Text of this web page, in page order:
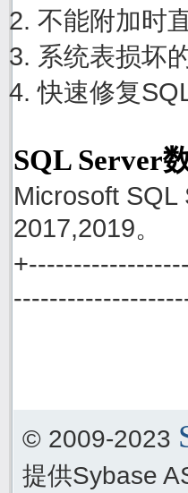
不能附加时
系统表损坏
快速修复
SQL Server
Microsoft SQL
2017,2019。
© 2009-2023
提供Sybase